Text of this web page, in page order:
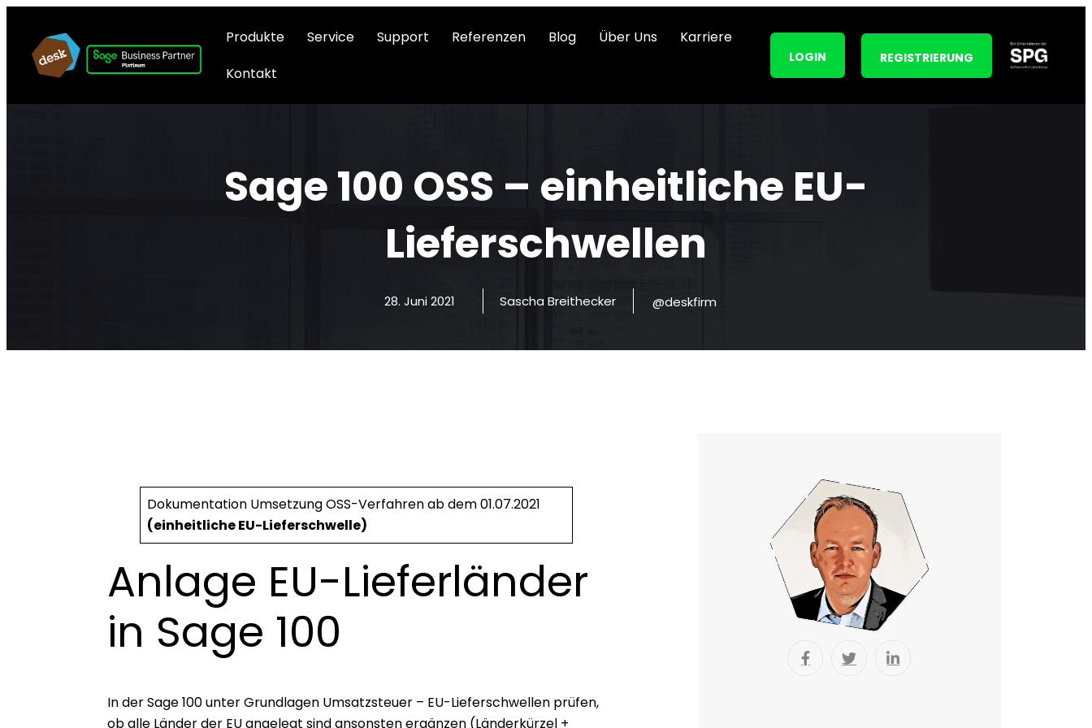
Produkte Service Support Referenzen Blog Über Uns
Karriere
Kontakt
LOGIN REGISTRIERUNG
Sage 100 OSS – einheitliche EU-
Lieferschwellen
28. Juni 2021 Sascha Breithecker @deskfirm
Dokumentation Umsetzung OSS-Verfahren ab dem 01.07.2021
(einheitliche EU-Lieferschwelle)
Anlage EU-Lieferländer
in Sage 100
In der Sage 100 unter Grundlagen Umsatzsteuer – EU-Lieferschwellen prüfen,
ob alle Länder der EU angelegt sind ansonsten ergänzen (Länderkürzel +